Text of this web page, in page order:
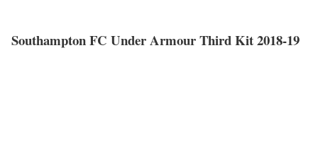
Southampton FC Under Armour Third Kit 2018-19